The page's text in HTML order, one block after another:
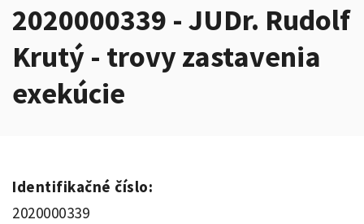
2020000339 - JUDr. Rudolf
Krutý - trovy zastavenia
exekúcie
Identifikačné číslo:
2020000339